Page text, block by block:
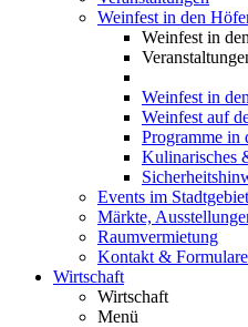
Weinfest in den
Weinfest in
Weinfest in
Weinfest auf
Programme in
Kulinarisches
Events im Stadtgebiet
Märkte,
Raumvermietung
Kontakt & Formulare
Wirtschaft
Wirtschaft
Menü